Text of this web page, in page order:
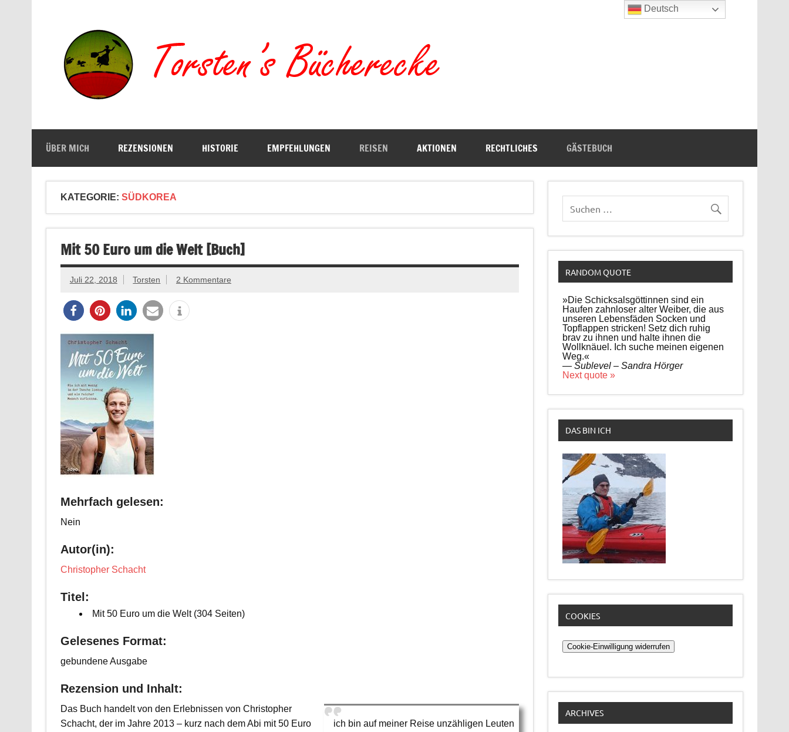
ÜBER MICH REZENSIONEN HISTORIE EMPFEHLUNGEN REISEN AKTIONEN RECHTLICHES GÄSTEBUCH
KATEGORIE: SÜDKOREA
Mit 50 Euro um die Welt [Buch]
Juli 22, 2018 Torsten 2 Kommentare
Mehrfach gelesen:
Nein
Autor(in):
Christopher Schacht
Titel:
Mit 50 Euro um die Welt (304 Seiten)
Gelesenes Format:
gebundene Ausgabe
Rezension und Inhalt:
ich bin auf meiner Reise unzähligen Leuten
Das Buch handelt von den Erlebnissen von Christopher
Schacht, der im Jahre 2013 – kurz nach dem Abi mit 50 Euro
RANDOM QUOTE
»Die Schicksalsgöttinnen sind ein
Haufen zahnloser alter Weiber, die aus
unseren Lebensfäden Socken und
Topflappen stricken! Setz dich ruhig
brav zu ihnen und halte ihnen die
Wollknäuel. Ich suche meinen eigenen
Weg.«
—Sublevel – Sandra Hörger
Next quote »
DAS BIN ICH
COOKIES
Cookie-Einwilligung widerrufen
ARCHIVES
Deutsch